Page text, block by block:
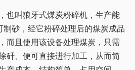
也叫狼牙式煤炭粉碎机，生产能
制砂，经它粉碎处理后的煤炭成品
而且使用该设备处理煤炭，只需
矸、便可直接进行加工，从而简